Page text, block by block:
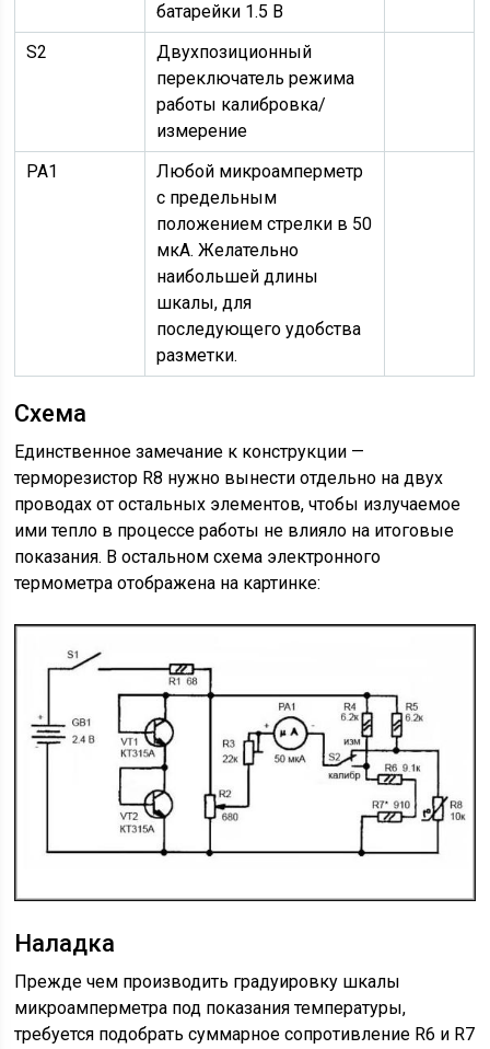
батарейки 1.5 В
S2
Двухпозиционный
переключатель режима
работы калибровка/
измерение
PA1
Любой микроамперметр
с предельным
положением стрелки в 50
мкА. Желательно
наибольшей длины
шкалы, для
последующего удобства
разметки.
Схема
Единственное замечание к конструкции —
терморезистор R8 нужно вынести отдельно на двух
проводах от остальных элементов, чтобы излучаемое
ими тепло в процессе работы не влияло на итоговые
показания. В остальном схема электронного
термометра отображена на картинке:
Наладка
Прежде чем производить градуировку шкалы
микроамперметра под показания температуры,
требуется подобрать суммарное сопротивление R6 и R7